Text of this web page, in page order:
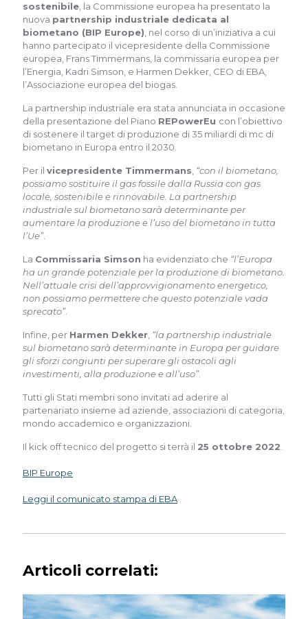
sostenibile, la Commissione europea ha presentato la
nuova partnership industriale dedicata al
biometano (BIP Europe), nel corso di un’iniziativa a cui
hanno partecipato il vicepresidente della Commissione
europea, Frans Timmermans, la commissaria europea per
l’Energia, Kadri Simson, e Harmen Dekker, CEO di EBA,
l’Associazione europea del biogas.
La partnership industriale era stata annunciata in occasione
della presentazione del Piano REPowerEu con l’obiettivo
di sostenere il target di produzione di 35 miliardi di mc di
biometano in Europa entro il 2030.
Per il vicepresidente Timmermans, “con il biometano,
possiamo sostituire il gas fossile dalla Russia con gas
locale, sostenibile e rinnovabile. La partnership
industriale sul biometano sarà determinante per
aumentare la produzione e l’uso del biometano in tutta
l’Ue”.
La Commissaria Simson ha evidenziato che “l’Europa
ha un grande potenziale per la produzione di biometano.
Nell’attuale crisi dell’approvvigionamento energetico,
non possiamo permettere che questo potenziale vada
sprecato”.
Infine, per Harmen Dekker, “la partnership industriale
sul biometano sarà determinante in Europa per guidare
gli sforzi congiunti per superare gli ostacoli agli
investimenti, alla produzione e all’uso”.
Tutti gli Stati membri sono invitati ad aderire al
partenariato insieme ad aziende, associazioni di categoria,
mondo accademico e organizzazioni.
Il kick off tecnico del progetto si terrà il 25 ottobre 2022.
BIP Europe
Leggi il comunicato stampa di EBA
Articoli correlati: